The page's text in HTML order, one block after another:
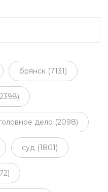
брянск (7131)
дело (2098)
суд (1801)